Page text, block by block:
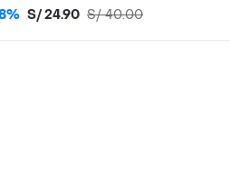
de ensaladita de col.
S/ 24.90 S/ 40.00